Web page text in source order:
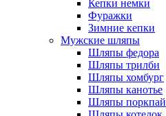
Кепки немки
Фуражки
Зимние кепки
Мужские шляпы
Шляпы федора
Шляпы трилби
Шляпы хомбург
Шляпы канотье
Шляпы поркпай